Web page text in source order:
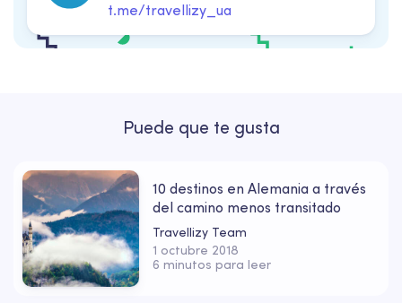
t.me/travellizy_ua
Puede que te gusta
10 destinos en Alemania a través
del camino menos transitado
Travellizy Team
1 octubre 2018
6 minutos para leer